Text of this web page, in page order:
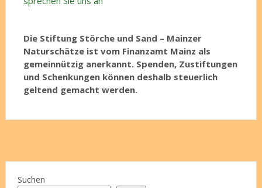
Die Stiftung Störche und Sand – Mainzer
Naturschätze ist vom Finanzamt Mainz als
gemeinnützig anerkannt. Spenden, Zustiftungen
und Schenkungen können deshalb steuerlich
geltend gemacht werden.
Suchen